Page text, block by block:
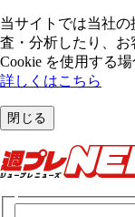
当サイトでは当社
査・分析したり、
Cookie を使⽤する場
詳しくはこちら
閉じる